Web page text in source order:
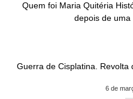
Quem foi Maria Quitéria
depois de uma
Guerra de Cisplatina. Revolta
6 de